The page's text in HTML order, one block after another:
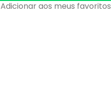
Adicionar aos meus favoritos